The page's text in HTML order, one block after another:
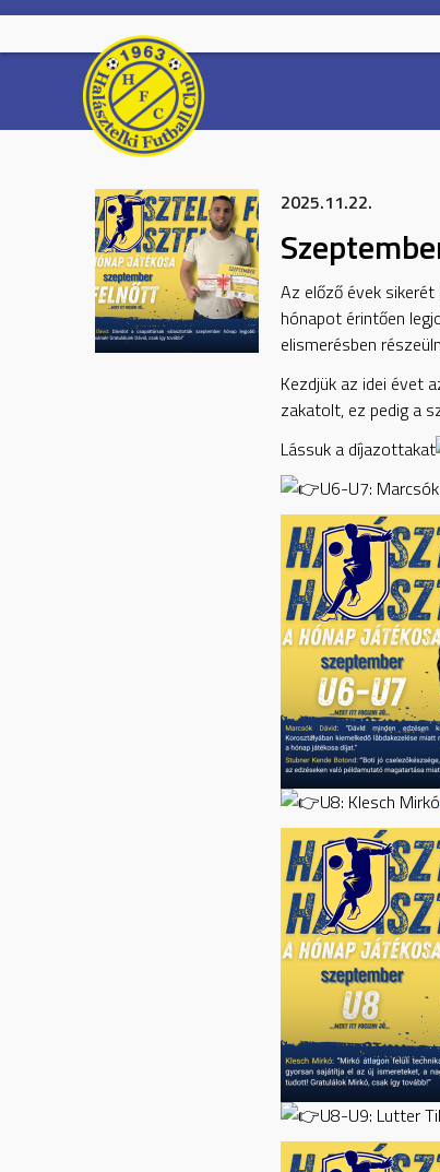
Skip
content
2025.11.22.
Az előző évek
hónapot érintően
elismerésben
Kezdjük az idei évet
zakatolt, ez pedig a
Lássuk a díjazottakat
U6-U7:
U8: Klesch Mirkó
U8-U9: Lutter